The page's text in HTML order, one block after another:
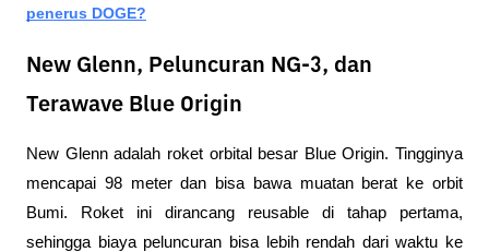
penerus DOGE?
New Glenn, Peluncuran NG-3, dan
Terawave Blue Origin
New Glenn adalah roket orbital besar Blue Origin. Tingginya
mencapai 98 meter dan bisa bawa muatan berat ke orbit
Bumi. Roket ini dirancang reusable di tahap pertama,
sehingga biaya peluncuran bisa lebih rendah dari waktu ke